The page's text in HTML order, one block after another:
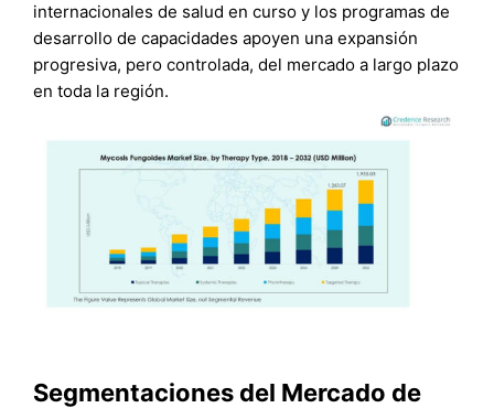
internacionales de salud en curso y los programas de
desarrollo de capacidades apoyen una expansión
progresiva, pero controlada, del mercado a largo plazo
en toda la región.
Segmentaciones del Mercado de